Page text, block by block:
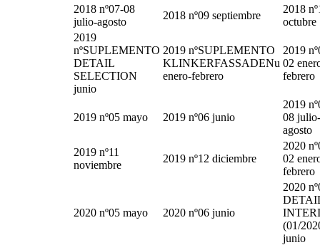
2018 nº07-08
julio-agosto
2018 nº09 septiembre
2018
octubre
2019
nºSUPLEMENTO
DETAIL
SELECTION
junio
2019 nºSUPLEMENTO
KLINKERFASSADENu
enero-febrero
2019
02
febrero
2019 nº05 mayo 2019 nº06 junio
2019
08 julio-
agosto
2019 nº11
noviembre
2019 nº12 diciembre
2020
02
febrero
2020 nº05 mayo 2020 nº06 junio
2020
(01/
junio